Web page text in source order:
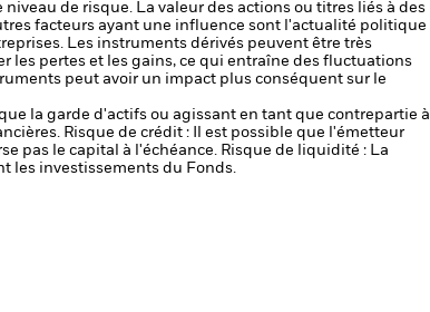
niveau de risque. La valeur des actions ou titres liés à des
facteurs ayant une influence sont l'actualité politique
Les instruments dérivés peuvent être très
les pertes et les gains, ce qui entraîne des fluctuations
peut avoir un impact plus conséquent sur le
la garde d'actifs ou agissant en tant que contrepartie à
Risque de crédit : Il est possible que l'émetteur
pas le capital à l'échéance. Risque de liquidité : La
les investissements du Fonds.